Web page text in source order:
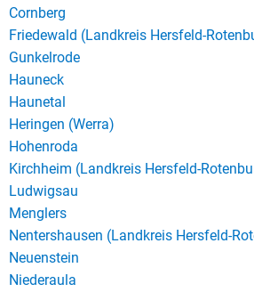
Cornberg
Friedewald (Landkreis Hersfeld-
Gunkelrode
Hauneck
Haunetal
Heringen (Werra)
Hohenroda
Kirchheim (Landkreis Hersfeld-
Ludwigsau
Menglers
Nentershausen (Landkreis Hersfeld-
Neuenstein
Niederaula